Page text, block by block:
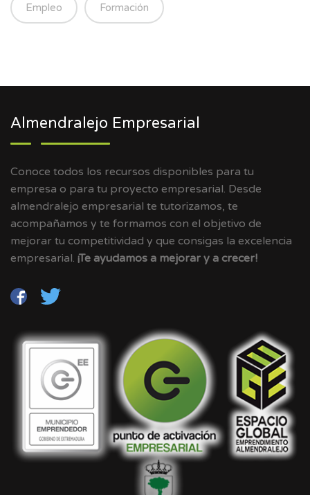
Empleo Formación
Almendralejo Empresarial
Conoce todos los recursos disponibles para tu
empresa o para tu proyecto empresarial. Desde
almendralejo empresarial te tutorizamos, te
acompañamos y te formamos con el objetivo de
mejorar tu competitividad y que consigas la excelencia
empresarial. ¡Te ayudamos a mejorar y a crecer!